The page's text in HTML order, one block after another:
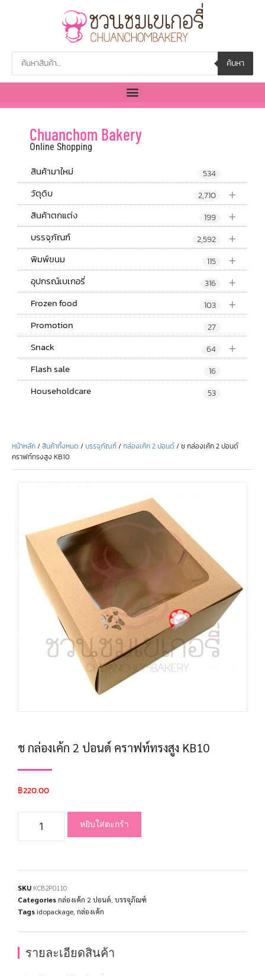
ค้นหา
Chuanchom Bakery
Online Shopping
สินค้ามาใหม่ 534
+
วัตุดิบ 2,710
+
สินค้าตกแต่ง 199
+
บรรจุภัณฑ์ 2,592
+
พิมพ์ขนม 115
+
อุปกรณ์เบเกอรี่ 316
+
Frozen food 103
Promotion 27
+
Snack 64
Flash sale 16
Householdcare 53
หน้าหลัก/สินค้าทั้งหมด /บรรจุภัณฑ์/กล่องเค้ก 2 ปอนด์/ ช กล่องเค้ก 2 ปอนด์
คราฟท์ทรงสูง KB10
ช กล่องเค้ก 2 ปอนด์ คราฟท์ทรงสูง KB10
฿220.00
หยิบใส่ตะกร้า
SKU KCB2P0110
Categoriesกล่องเค้ก 2 ปอนด์ บรรจุภัณฑ์
Tags idopackage กล่องเค้ก
รายละเอียดสินค้า